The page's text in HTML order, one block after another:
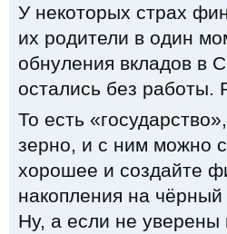
У некоторых страх
их родители в один
обнуления вкладов в
остались без
То есть
зерно, и с ним можно
хорошее и создайте
накопления на
Ну, а если не